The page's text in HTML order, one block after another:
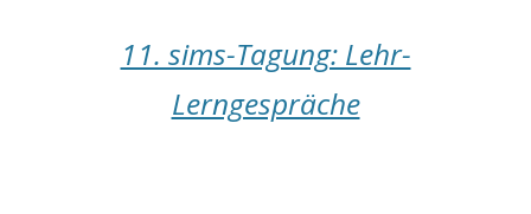
11. sims-Tagung: Lehr-
Lerngespräche